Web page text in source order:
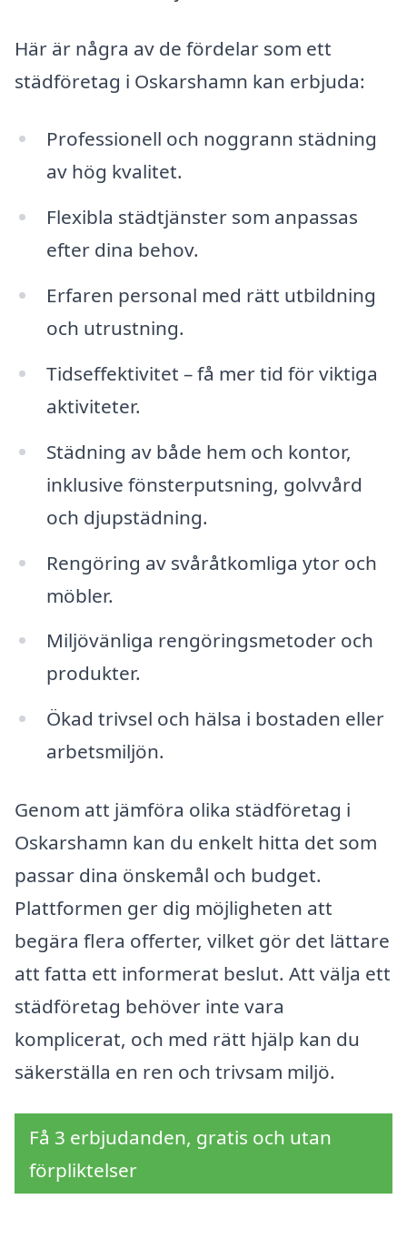
Här är några av de fördelar som ett
städföretag i Oskarshamn kan erbjuda:
Professionell och noggrann städning
av hög kvalitet.
Flexibla städtjänster som anpassas
efter dina behov.
Erfaren personal med rätt utbildning
och utrustning.
Tidseffektivitet – få mer tid för viktiga
aktiviteter.
Städning av både hem och kontor,
inklusive fönsterputsning, golvvård
och djupstädning.
Rengöring av svåråtkomliga ytor och
möbler.
Miljövänliga rengöringsmetoder och
produkter.
Ökad trivsel och hälsa i bostaden eller
arbetsmiljön.
Genom att jämföra olika städföretag i
Oskarshamn kan du enkelt hitta det som
passar dina önskemål och budget.
Plattformen ger dig möjligheten att
begära flera offerter, vilket gör det lättare
att fatta ett informerat beslut. Att välja ett
städföretag behöver inte vara
komplicerat, och med rätt hjälp kan du
säkerställa en ren och trivsam miljö.
Få 3 erbjudanden, gratis och utan
förpliktelser